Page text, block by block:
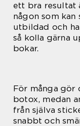
ett bra resultat
någon som kan
utbildad och
så kolla gärna
bokar.
För många gör
botox, medan
från själva
snabbt och